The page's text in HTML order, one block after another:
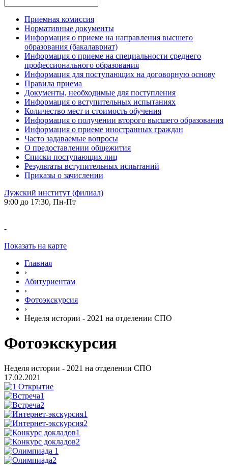
Приемная комиссия
Нормативные документы
Информация о приеме на направления высшего
образования (бакалавриат)
Информация о приеме на специальности среднего
профессионального образования
Информация для поступающих на договорную основу
Правила приема
Документы, необходимые для поступления
Информация о вступительных испытаниях
Количество мест и стоимость обучения
Информация о получении второго высшего образования
Информация о приеме иностранных граждан
Часто задаваемые вопросы
О предоставлении общежития
Списки поступающих лиц
Результаты вступительных испытаний
Приказы о зачислении
Лужский институт (филиал)
9:00 до 17:30, Пн-Пт
-
Показать на карте
Главная
›
Абитуриентам
›
Фотоэкскурсия
›
Неделя истории - 2021 на отделении СПО
Фотоэкскурсия
Неделя истории - 2021 на отделении СПО
17.02.2021